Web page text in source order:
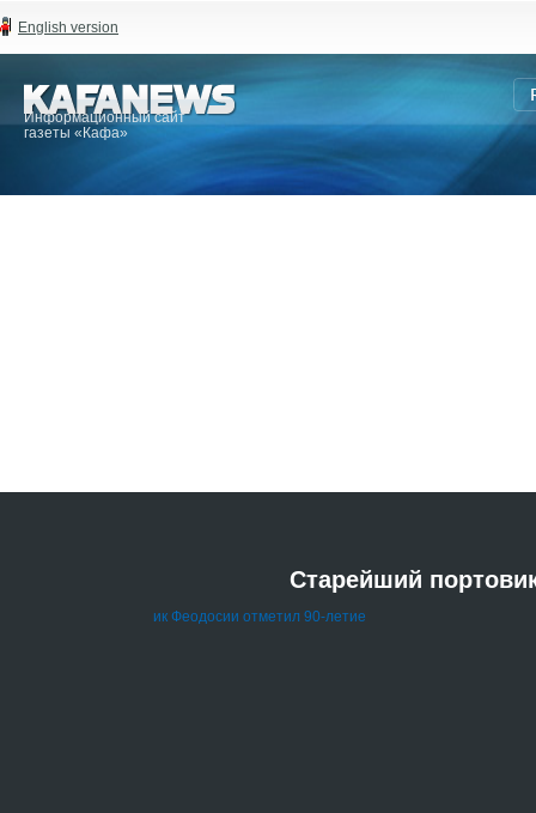
English version
Информационный сайт
газеты «Кафа»
Старейший